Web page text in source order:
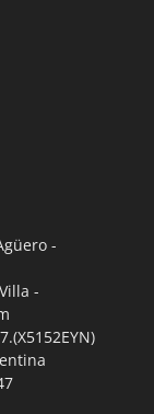
-
-